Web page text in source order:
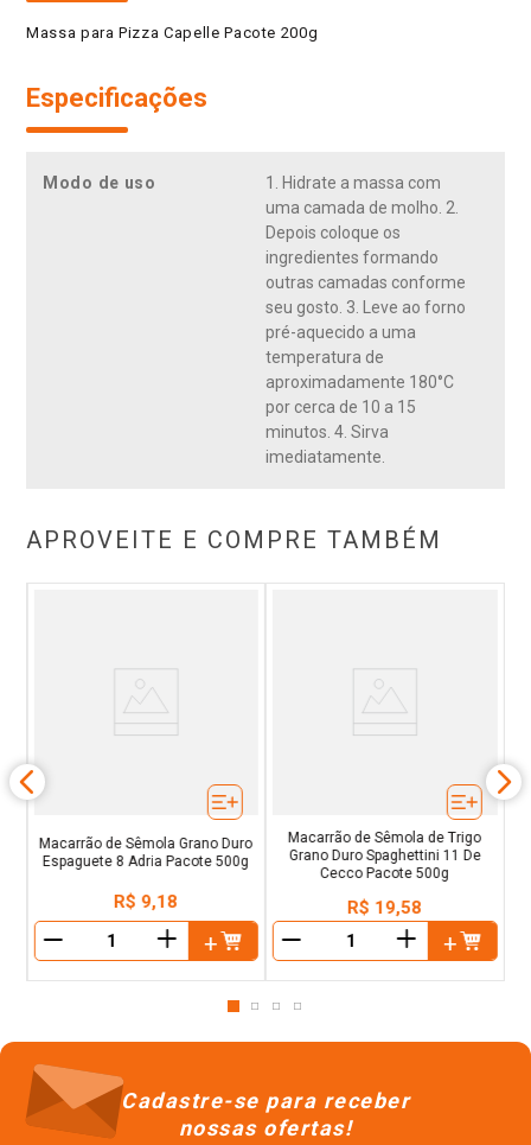
Massa para Pizza Capelle Pacote 200g
Especificações
Modo de uso
1. Hidrate a massa com
uma camada de molho. 2.
Depois coloque os
ingredientes formando
outras camadas conforme
seu gosto. 3. Leve ao forno
pré-aquecido a uma
temperatura de
aproximadamente 180°C
por cerca de 10 a 15
minutos. 4. Sirva
imediatamente.
APROVEITE E COMPRE TAMBÉM
Macarrão de Sêmola Grano Duro
Espaguete 8 Adria Pacote 500g
R$ 9,18
＋
Macarrão de Sêmola de Trigo
Grano Duro Spaghettini 11 De
Cecco Pacote 500g
R$ 19,58
＋
Cadastre-se para receber
nossas ofertas!